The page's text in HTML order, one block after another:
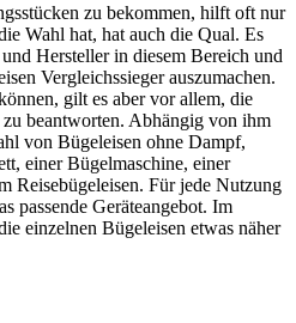
zu bekommen, hilft oft nur
Wahl hat, hat auch die Qual. Es
Hersteller in diesem Bereich und
Vergleichssieger auszumachen.
gilt es aber vor allem, die
beantworten. Abhängig von ihm
von Bügeleisen ohne Dampf,
einer Bügelmaschine, einer
Reisebügeleisen. Für jede Nutzung
passende Geräteangebot. Im
einzelnen Bügeleisen etwas näher